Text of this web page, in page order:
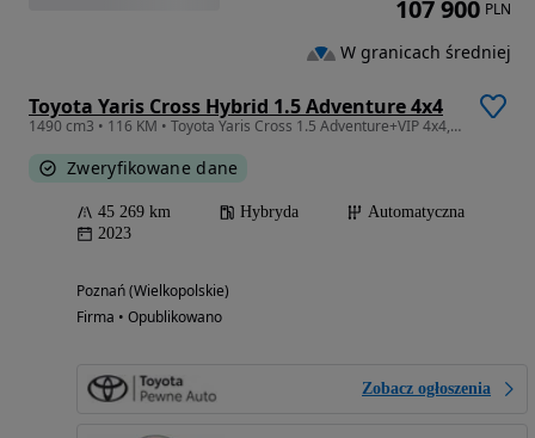
Toyota Yaris Cross Hybrid 1.5 Adventure 4x4
1490 cm3 • 116 KM • Toyota Yaris Cross 1.5 Adventure+VIP 4x4, Hybryda, salon Polska, FV23%
Zweryfikowane dane
45 269 km Hybryda
Automatyczna
2023
Poznań (Wielkopolskie)
Firma • Opublikowano
Zobacz ogłoszenia
107 900 PLN
W granicach średniej